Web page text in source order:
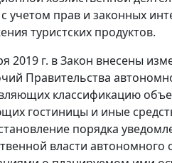
учетом прав и законных
туристских продуктов.
2019 г. в Закон внесены
Правительства
классификацию
гостиницы и иные
порядка
власти